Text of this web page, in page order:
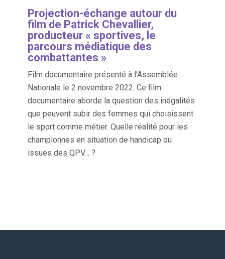
Projection-échange autour du
film de Patrick Chevallier,
producteur « sportives, le
parcours médiatique des
combattantes »
Film documentaire présenté à l’Assemblée
Nationale le 2 novembre 2022. Ce film
documentaire aborde la question des inégalités
que peuvent subir des femmes qui choisissent
le sport comme métier. Quelle réalité pour les
championnes en situation de handicap ou
issues des QPV… ?